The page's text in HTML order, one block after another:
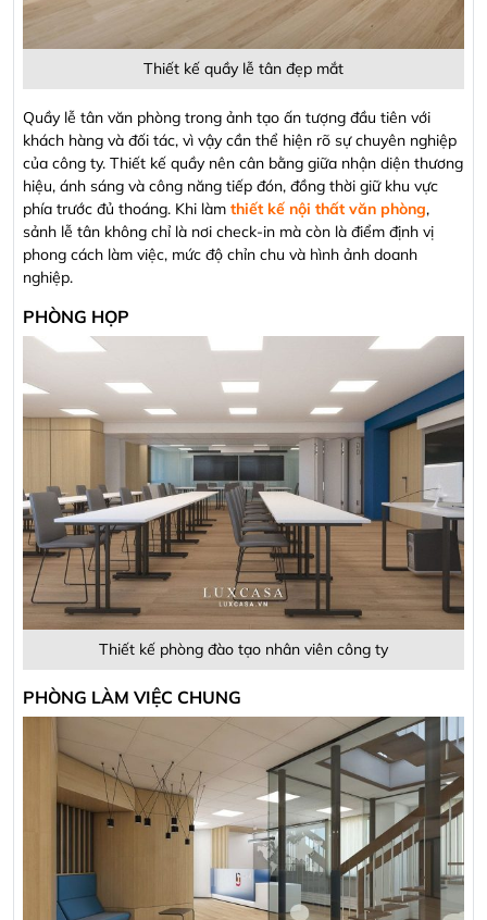
Thiết kế quầy lễ tân đẹp mắt
Quầy lễ tân văn phòng trong ảnh tạo ấn tượng đầu tiên với
khách hàng và đối tác, vì vậy cần thể hiện rõ sự chuyên nghiệp
của công ty. Thiết kế quầy nên cân bằng giữa nhận diện thương
hiệu, ánh sáng và công năng tiếp đón, đồng thời giữ khu vực
phía trước đủ thoáng. Khi làm thiết kế nội thất văn phòng,
sảnh lễ tân không chỉ là nơi check-in mà còn là điểm định vị
phong cách làm việc, mức độ chỉn chu và hình ảnh doanh
nghiệp.
PHÒNG HỌP
Thiết kế phòng đào tạo nhân viên công ty
PHÒNG LÀM VIỆC CHUNG